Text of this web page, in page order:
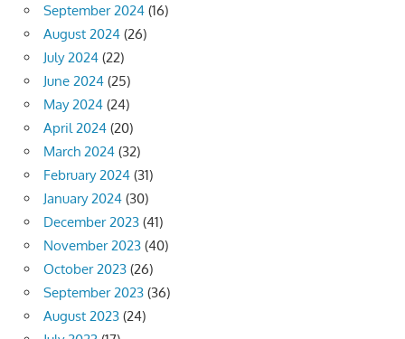
September 2024 (16)
August 2024 (26)
July 2024 (22)
June 2024 (25)
May 2024 (24)
April 2024 (20)
March 2024 (32)
February 2024 (31)
January 2024 (30)
December 2023 (41)
November 2023 (40)
October 2023 (26)
September 2023 (36)
August 2023 (24)